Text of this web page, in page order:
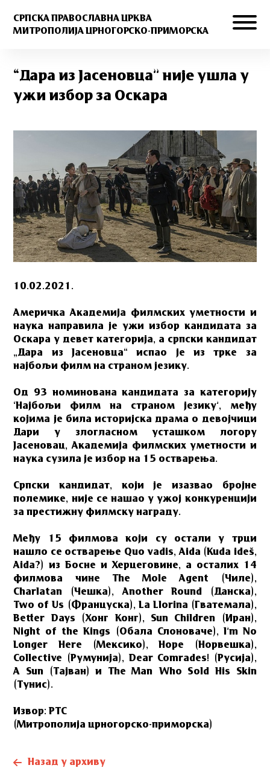
СРПСКА ПРАВОСЛАВНА ЦРКВА
МИТРОПОЛИЈА ЦРНОГОРСКО-ПРИМОРСКА
“Дара из Јасеновца” није ушла у
ужи избор за Оскара
10.02.2021.
Америчка Aкадемија филмских уметности и
наука направила је ужи избор кандидата за
Оскара у девет категорија, а српски кандидат
„Дара из Јасеновца“ испао је из трке за
најбољи филм на страном језику.
Од 93 номинована кандидата за категорију
‘Најбољи филм на страном језику’, међу
којима је била историјска драма о девојчици
Дари у злогласном усташком логору
Јасеновац, Академија филмских уметности и
наука сузила је избор на 15 остварења.
Српски кандидат, који је изазвао бројне
полемике, није се нашао у ужој конкуренцији
за престижну филмску награду.
Међу 15 филмова који су остали у трци
нашло се остварење Quo vadis, Аida (Kuda ideš,
Aida?) из Босне и Херцеговине, а осталих 14
филмова чине The Mole Agent (Чиле),
Charlatan (Чешка), Another Round (Данска),
Two of Us (Француска), La Llorina (Гватемала),
Better Days (Хонг Конг), Sun Children (Иран),
Night of the Kings (Обала Слоноваче), I’m No
Longer Here (Мексико), Hope (Норвешка),
Collective (Румунија), Dear Comrades! (Русија),
A Sun (Тајван) и The Man Who Sold His Skin
(Тунис).
Извор: РТС
(Митрополија црногорско-приморска)
Назад у архиву